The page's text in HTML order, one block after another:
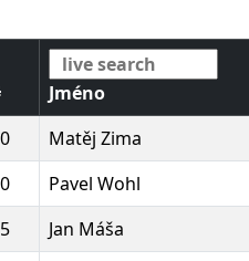
Jméno
Matěj Zima
Pavel Wohl
Jan Máša